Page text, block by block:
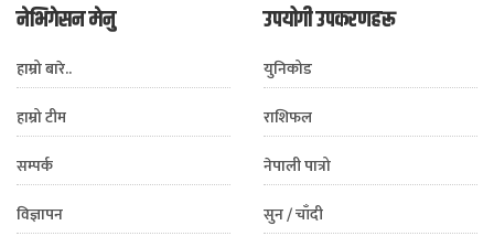
नेभिगेसन मेनु
हाम्रो बारे..
हाम्रो टीम
सम्पर्क
विज्ञापन
उपयोगी उपकरणहरू
युनिकोड
राशिफल
नेपाली पात्रो
सुन / चाँदी